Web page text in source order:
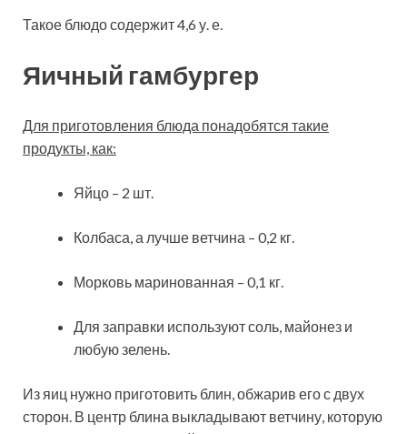
Такое блюдо содержит 4,6 у. е.
Яичный гамбургер
Для приготовления блюда понадобятся такие
продукты, как:
Яйцо – 2 шт.
Колбаса, а лучше ветчина – 0,2 кг.
Морковь маринованная – 0,1 кг.
Для заправки используют соль, майонез и
любую зелень.
Из яиц нужно приготовить блин, обжарив его с двух
сторон. В центр блина выкладывают ветчину, которую